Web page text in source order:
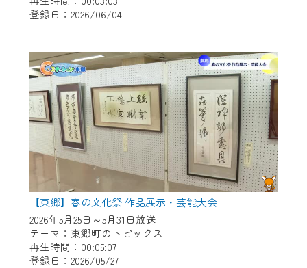
登録日：2026/06/04
【東郷】春の文化祭 作品展示・芸能大会
2026年5月25日～5月31日放送
テーマ：東郷町のトピックス
再生時間：00:05:07
登録日：2026/05/27